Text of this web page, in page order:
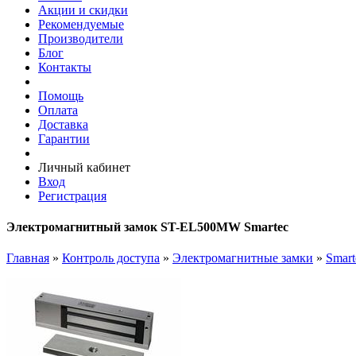
Акции и скидки
Рекомендуемые
Производители
Блог
Контакты
Помощь
Оплата
Доставка
Гарантии
Личный кабинет
Вход
Регистрация
Электромагнитный замок ST-EL500MW Smartec
Главная » Контроль доступа » Электромагнитные замки »